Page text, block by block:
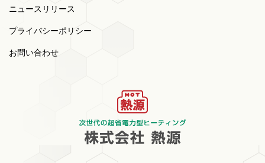
ニュースリリース
プライバシーポリシー
お問い合わせ